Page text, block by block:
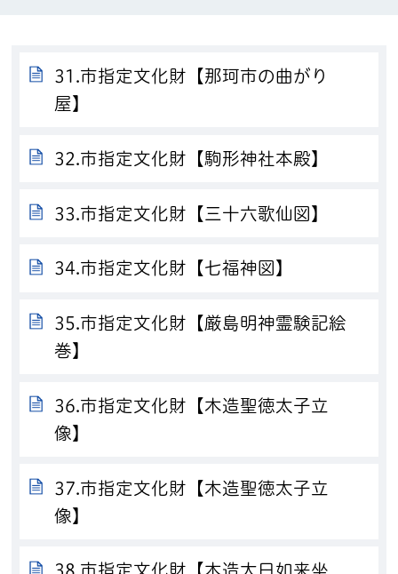
31.市指定文化財【那珂市の曲がり
屋】
32.市指定文化財【駒形神社本殿】
33.市指定文化財【三十六歌仙図】
34.市指定文化財【七福神図】
35.市指定文化財【厳島明神霊験記絵
巻】
36.市指定文化財【木造聖徳太子立
像】
37.市指定文化財【木造聖徳太子立
像】
38.市指定文化財【木造大日如来坐